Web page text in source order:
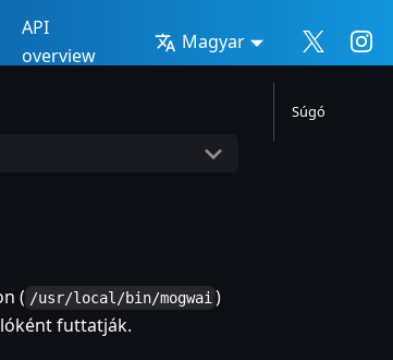
API
overview
Magyar
( /usr/local/bin/mogwai )
futtatják.
Súgó